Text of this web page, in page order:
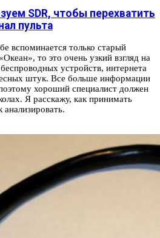
SDR, чтобы перехватить
пульта
вспоминается только старый
то это очень узкий взгляд на
устройств, интернета
штук. Все больше информации
хороший специалист должен
Я расскажу, как принимать
анализировать.